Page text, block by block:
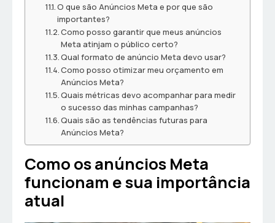
O que são Anúncios Meta e por que são
importantes?
Como posso garantir que meus anúncios
Meta atinjam o público certo?
Qual formato de anúncio Meta devo usar?
Como posso otimizar meu orçamento em
Anúncios Meta?
Quais métricas devo acompanhar para medir
o sucesso das minhas campanhas?
Quais são as tendências futuras para
Anúncios Meta?
Como os anúncios Meta
funcionam e sua importância
atual